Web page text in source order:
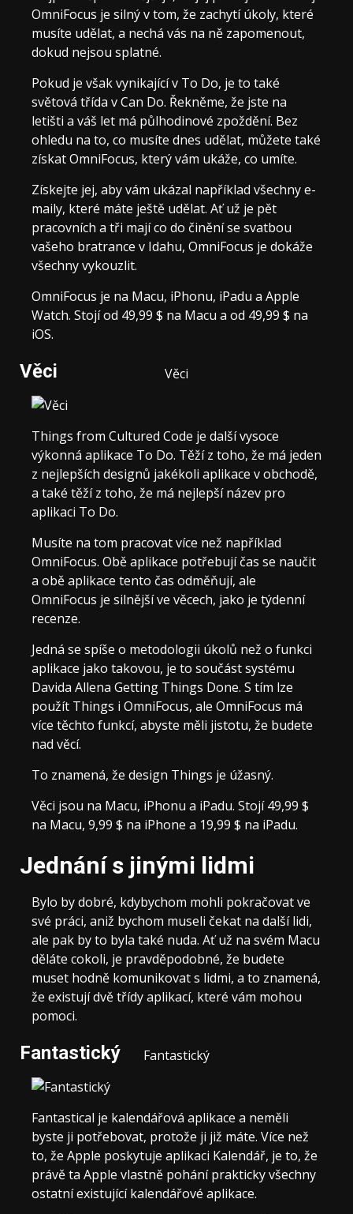
OmniFocus je silný v tom, že zachytí úkoly, které
musíte udělat, a nechá vás na ně zapomenout,
dokud nejsou splatné.
Pokud je však vynikající v To Do, je to také
světová třída v Can Do. Řekněme, že jste na
letišti a váš let má půlhodinové zpoždění. Bez
ohledu na to, co musíte dnes udělat, můžete také
získat OmniFocus, který vám ukáže, co umíte.
Získejte jej, aby vám ukázal například všechny e-
maily, které máte ještě udělat. Ať už je pět
pracovních a tři mají co do činění se svatbou
vašeho bratrance v Idahu, OmniFocus je dokáže
všechny vykouzlit.
OmniFocus je na Macu, iPhonu, iPadu a Apple
Watch. Stojí od 49,99 $ na Macu a od 49,99 $ na
iOS.
Věci Věci
Things from Cultured Code je další vysoce
výkonná aplikace To Do. Těží z toho, že má jeden
z nejlepších designů jakékoli aplikace v obchodě,
a také těží z toho, že má nejlepší název pro
aplikaci To Do.
Musíte na tom pracovat více než například
OmniFocus. Obě aplikace potřebují čas se naučit
a obě aplikace tento čas odměňují, ale
OmniFocus je silnější ve věcech, jako je týdenní
recenze.
Jedná se spíše o metodologii úkolů než o funkci
aplikace jako takovou, je to součást systému
Davida Allena Getting Things Done. S tím lze
použít Things i OmniFocus, ale OmniFocus má
více těchto funkcí, abyste měli jistotu, že budete
nad věcí.
To znamená, že design Things je úžasný.
Věci jsou na Macu, iPhonu a iPadu. Stojí 49,99 $
na Macu, 9,99 $ na iPhone a 19,99 $ na iPadu.
Jednání s jinými lidmi
Bylo by dobré, kdybychom mohli pokračovat ve
své práci, aniž bychom museli čekat na další lidi,
ale pak by to byla také nuda. Ať už na svém Macu
děláte cokoli, je pravděpodobné, že budete
muset hodně komunikovat s lidmi, a to znamená,
že existují dvě třídy aplikací, které vám mohou
pomoci.
Fantastický Fantastický
Fantastical je kalendářová aplikace a neměli
byste ji potřebovat, protože ji již máte. Více než
to, že Apple poskytuje aplikaci Kalendář, je to, že
právě ta Apple vlastně pohání prakticky všechny
ostatní existující kalendářové aplikace.